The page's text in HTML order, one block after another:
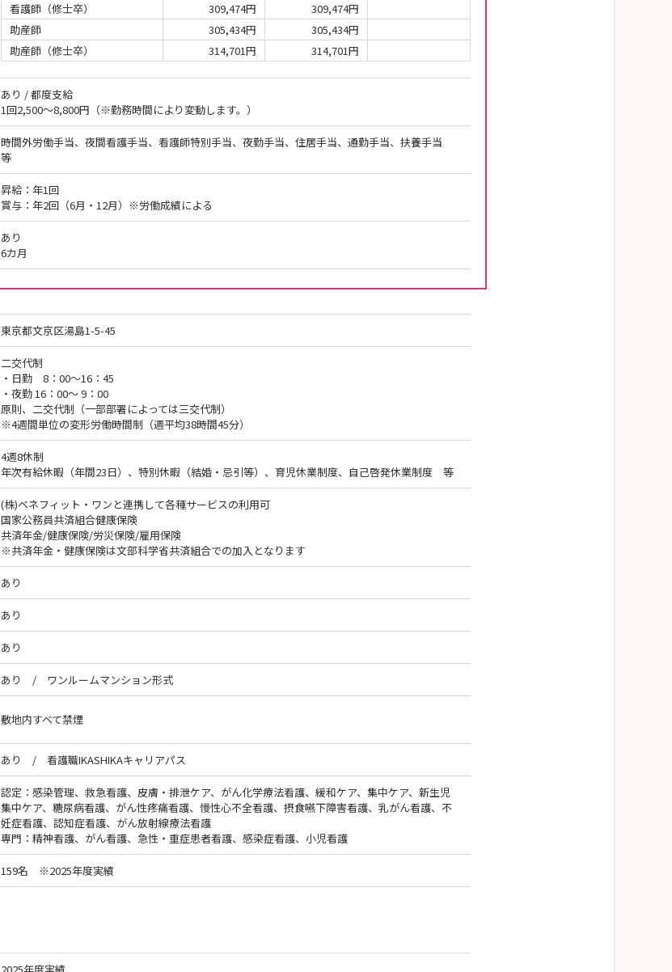
看護師（修士卒）
309,474円
309,474円
助産師
305,434円
305,434円
助産師（修士卒）
314,701円 314,701円
あり / 都度支給
1回2,500～8,800円（※勤務時間により変動します。）
時間外労働手当、夜間看護手当、看護師特別手当、夜勤手当、住居手当、通勤手当、扶養手当
等
昇給：年1回
賞与：年2回（6月・12月）※労働成績による
あり
6カ月
東京都文京区湯島1-5-45
二交代制
・日勤 8：00～16：45
・夜勤 16：00～ 9：00
原則、二交代制（一部部署によっては三交代制）
※4週間単位の変形労働時間制（週平均38時間45分）
4週8休制
年次有給休暇（年間23日）、特別休暇（結婚・忌引等）、育児休業制度、自己啓発休業制度 等
(株)ベネフィット・ワンと連携して各種サービスの利用可
国家公務員共済組合健康保険
共済年金/健康保険/労災保険/雇用保険
※共済年金・健康保険は文部科学省共済組合での加入となります
あり
あり
あり
あり / ワンルームマンション形式
敷地内すべて禁煙
あり / 看護職IKASHIKAキャリアパス
認定：感染管理、救急看護、皮膚・排泄ケア、がん化学療法看護、緩和ケア、集中ケア、新生児
集中ケア、糖尿病看護、がん性疼痛看護、慢性心不全看護、摂食嚥下障害看護、乳がん看護、不
妊症看護、認知症看護、がん放射線療法看護
専門：精神看護、がん看護、急性・重症患者看護、感染症看護、小児看護
159名 ※2025年度実績